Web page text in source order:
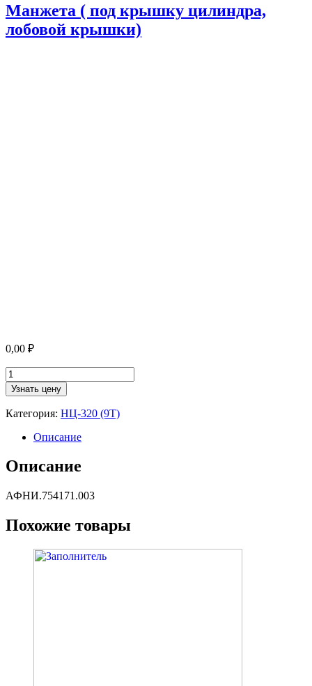
Манжета ( под крышку цилиндра,
лобовой крышки)
0,00 ₽
Количество
товара
Манжета
(
крышку
лобовой
крышки)
Узнать цену
Категория: НЦ-320 (9Т)
Описание
Описание
АФНИ.754171.003
Похожие товары